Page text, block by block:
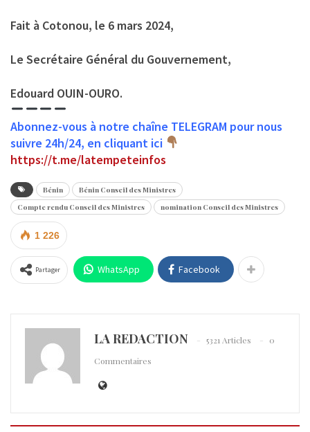
Fait à Cotonou, le 6 mars 2024,
Le Secrétaire Général du Gouvernement,
Edouard OUIN-OURO.
Abonnez-vous à notre chaîne TELEGRAM pour nous
suivre 24h/24, en cliquant ici
https://t.me/latempeteinfos
Bénin
Bénin Conseil des Ministres
Compte rendu Conseil des Ministres
nomination Conseil des Ministres
1 226
Partager WhatsApp Facebook
LA REDACTION 5321 Articles
0
Commentaires